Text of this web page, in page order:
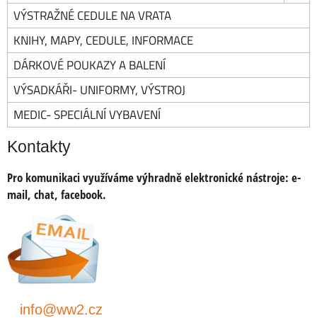
VÝSTRAŽNÉ CEDULE NA VRATA
KNIHY, MAPY, CEDULE, INFORMACE
DÁRKOVÉ POUKAZY A BALENÍ
VÝSADKÁŘI- UNIFORMY, VÝSTROJ
MEDIC- SPECIÁLNÍ VYBAVENÍ
Kontakty
Pro komunikaci využíváme výhradně elektronické nástroje: e-
mail, chat, facebook.
info@ww2.cz